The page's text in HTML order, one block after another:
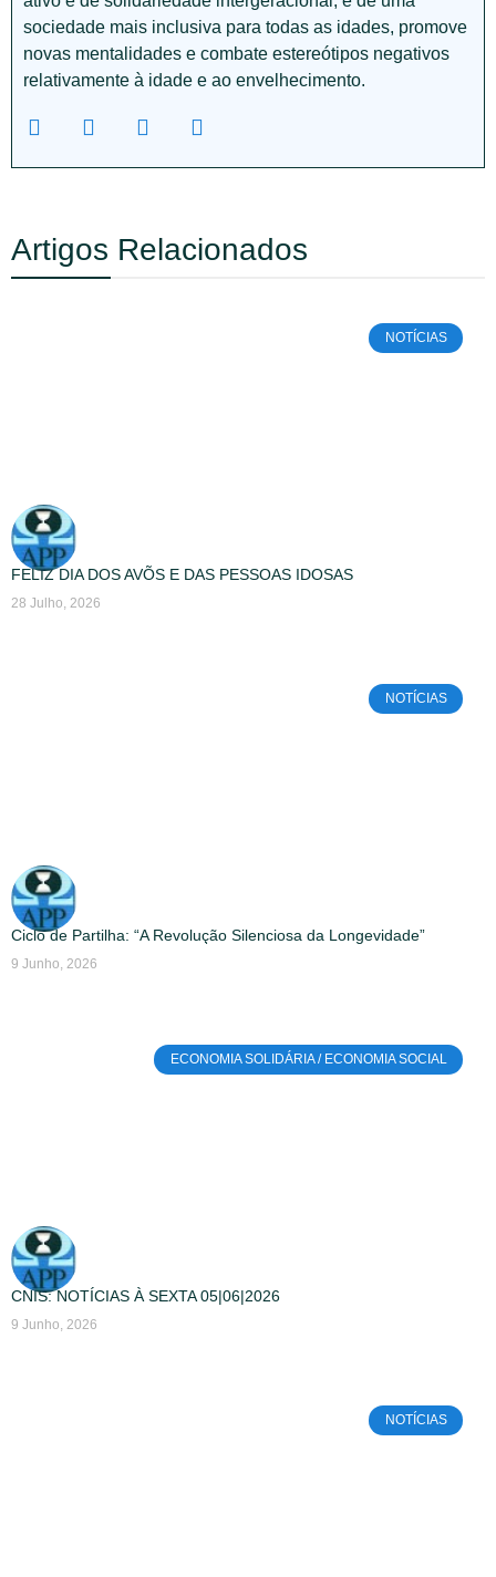
sociedade mais inclusiva para todas as idades, promove
novas mentalidades e combate estereótipos negativos
relativamente à idade e ao envelhecimento.
Artigos Relacionados
NOTÍCIAS
FELIZ DIA DOS AVÕS E DAS PESSOAS IDOSAS
28 Julho, 2026
NOTÍCIAS
Ciclo de Partilha: “A Revolução Silenciosa da Longevidade”
9 Junho, 2026
ECONOMIA SOLIDÁRIA / ECONOMIA SOCIAL
CNIS: NOTÍCIAS À SEXTA 05|06|2026
9 Junho, 2026
NOTÍCIAS